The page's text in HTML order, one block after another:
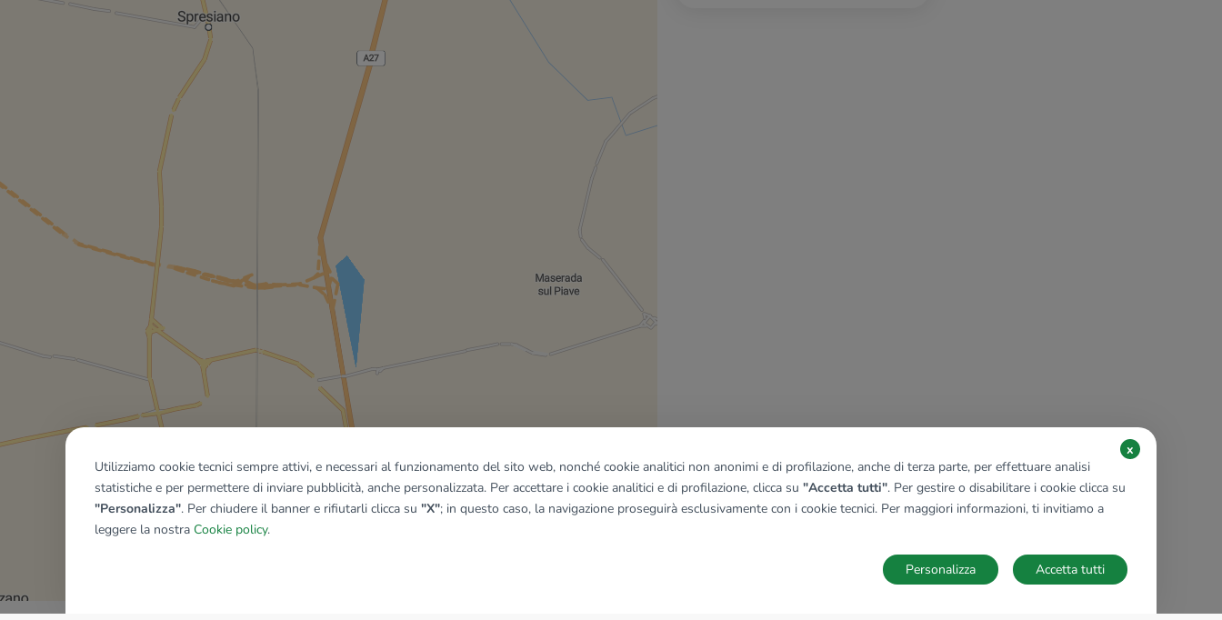
Mostra tutti gli immobili del riquadro
Utilizziamo cookie tecnici sempre attivi, e necessari al funzionamento del sito web, nonché cookie analitici non anonimi e di profilazione, anche di terza parte, per effettuare analisi
statistiche e per permettere di inviare pubblicità, anche personalizzata. Per accettare i cookie analitici e di profilazione, clicca su "Accetta tutti". Per gestire o disabilitare i cookie clicca su
"Personalizza". Per chiudere il banner e rifiutarli clicca su "X"; in questo caso, la navigazione proseguirà esclusivamente con i cookie tecnici. Per maggiori informazioni, ti invitiamo a
leggere la nostra Cookie policy.
x
Accetta tutti
Personalizza